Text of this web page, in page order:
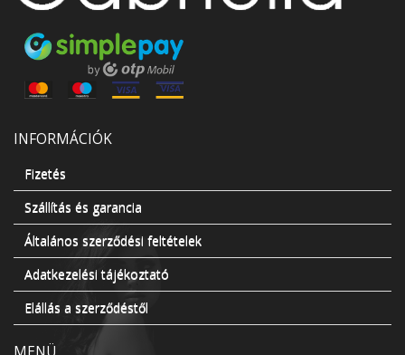
INFORMÁCIÓK
Fizetés
Szállítás és garancia
Általános szerződési feltételek
Adatkezelési tájékoztató
Elállás a szerződéstől